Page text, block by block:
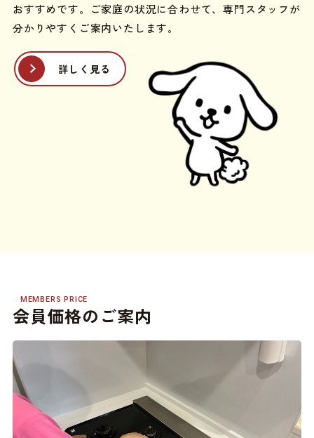
おすすめです。ご家庭の状況に合わせて、専門スタッフが
分かりやすくご案内いたします。
詳しく見る
MEMBERS PRICE
会員価格のご案内